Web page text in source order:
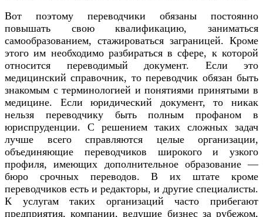
Вот поэтому переводчики обязаны постоянно
повышать свою квалификацию, заниматься
самообразованием, стажироваться заграницей. Кроме
этого им необходимо разбираться в сфере, к которой
относится переводимый документ. Если это
медицинский справочник, то переводчик обязан быть
знакомым с терминологией и понятиями принятыми в
медицине. Если юридический документ, то никак
нельзя переводчику быть полным профаном в
юриспруденции. С решением таких сложных задач
лучше всего справляются целые организации,
объединяющие переводчиков широкого и узкого
профиля, имеющих дополнительное образование —
бюро срочных переводов. В их штате кроме
переводчиков есть и редакторы, и другие специалисты.
К услугам таких организаций часто прибегают
предприятия, компании, ведущие бизнес за рубежом,